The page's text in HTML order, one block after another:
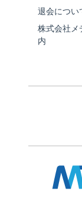
退会につい
株式会社
内